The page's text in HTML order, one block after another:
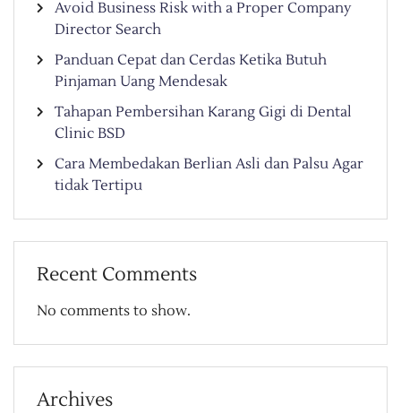
Avoid Business Risk with a Proper Company
Director Search
Panduan Cepat dan Cerdas Ketika Butuh
Pinjaman Uang Mendesak
Tahapan Pembersihan Karang Gigi di Dental
Clinic BSD
Cara Membedakan Berlian Asli dan Palsu Agar
tidak Tertipu
Recent Comments
No comments to show.
Archives